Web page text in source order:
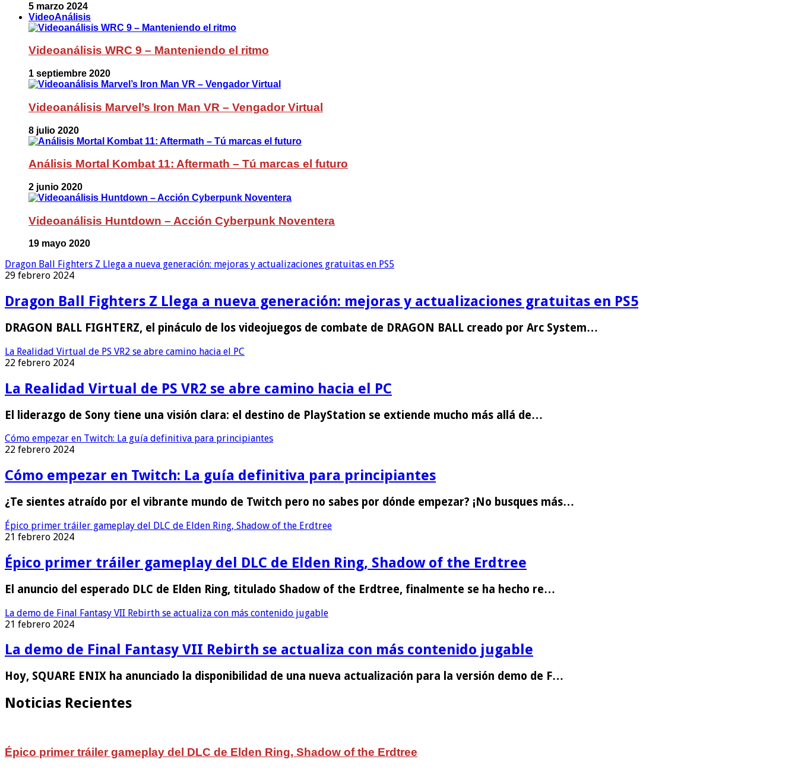
5 marzo 2024
VideoAnálisis
Videoanálisis WRC 9 – Manteniendo el ritmo
1 septiembre 2020
Videoanálisis Marvel’s Iron Man VR – Vengador Virtual
8 julio 2020
Análisis Mortal Kombat 11: Aftermath – Tú marcas el futuro
2 junio 2020
Videoanálisis Huntdown – Acción Cyberpunk Noventera
19 mayo 2020
Dragon Ball Fighters Z Llega a nueva generación: mejoras y actualizaciones gratuitas en PS5
29 febrero 2024
Dragon Ball Fighters Z Llega a nueva generación: mejoras y actualizaciones gratuitas en PS5
DRAGON BALL FIGHTERZ, el pináculo de los videojuegos de combate de DRAGON BALL creado por Arc System…
La Realidad Virtual de PS VR2 se abre camino hacia el PC
22 febrero 2024
La Realidad Virtual de PS VR2 se abre camino hacia el PC
El liderazgo de Sony tiene una visión clara: el destino de PlayStation se extiende mucho más allá de…
Cómo empezar en Twitch: La guía definitiva para principiantes
22 febrero 2024
Cómo empezar en Twitch: La guía definitiva para principiantes
¿Te sientes atraído por el vibrante mundo de Twitch pero no sabes por dónde empezar? ¡No busques más…
Épico primer tráiler gameplay del DLC de Elden Ring, Shadow of the Erdtree
21 febrero 2024
Épico primer tráiler gameplay del DLC de Elden Ring, Shadow of the Erdtree
El anuncio del esperado DLC de Elden Ring, titulado Shadow of the Erdtree, finalmente se ha hecho re…
La demo de Final Fantasy VII Rebirth se actualiza con más contenido jugable
21 febrero 2024
La demo de Final Fantasy VII Rebirth se actualiza con más contenido jugable
Hoy, SQUARE ENIX ha anunciado la disponibilidad de una nueva actualización para la versión demo de F…
Noticias Recientes
Épico primer tráiler gameplay del DLC de Elden Ring, Shadow of the Erdtree